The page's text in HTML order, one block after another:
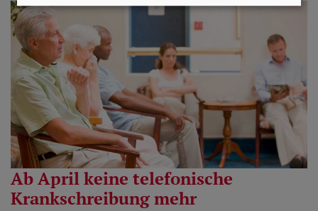
Ab April keine telefonische
Krankschreibung mehr